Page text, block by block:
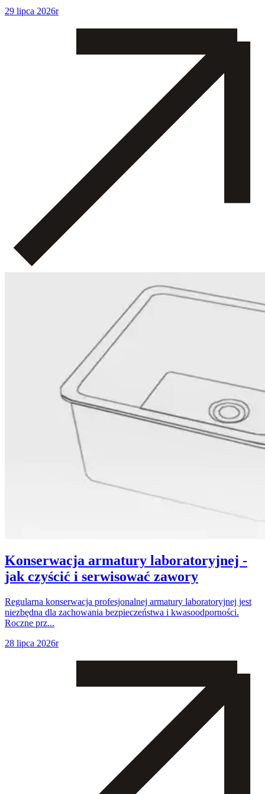
29 lipca 2026r
Konserwacja armatury laboratoryjnej -
jak czyścić i serwisować zawory
Regularna konserwacja profesjonalnej armatury laboratoryjnej jest
niezbędna dla zachowania bezpieczeństwa i kwasoodporności.
Roczne prz...
28 lipca 2026r